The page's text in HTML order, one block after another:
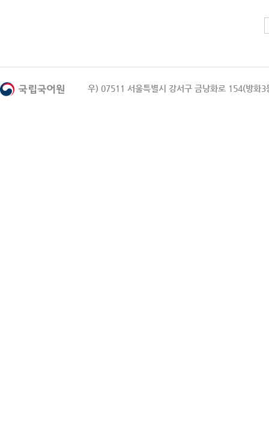
우) 07511 서울특별시 강서구 금낭화로 154(방화3